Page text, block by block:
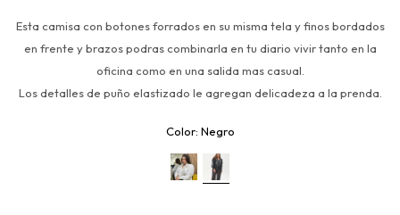
Esta camisa con botones forrados en su misma tela y finos bordados
en frente y brazos podras combinarla en tu diario vivir tanto en la
oficina como en una salida mas casual.
Los detalles de puño elastizado le agregan delicadeza a la prenda.
Negro